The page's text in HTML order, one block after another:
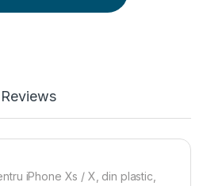
Reviews
iPhone Xs / X, din plastic,